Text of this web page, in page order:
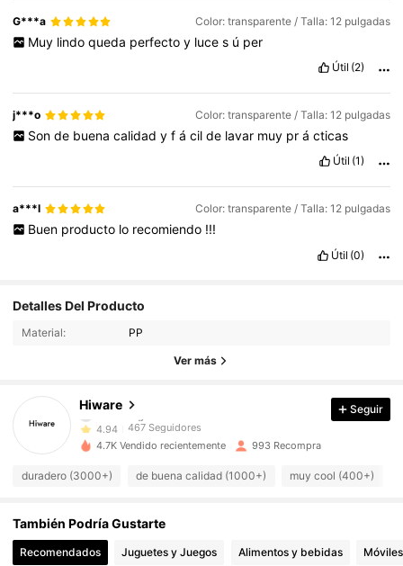
G***a Color: transparente / Talla: 12 pulgadas
Muy lindo queda perfecto y luce s ú per
Útil (2)
j***o Color: transparente / Talla: 12 pulgadas
Son de buena calidad y f á cil de lavar muy pr á cticas
Útil (1)
a***l Color: transparente / Talla: 12 pulgadas
Buen producto lo recomiendo !!!
Útil (0)
Detalles Del Producto
Material: PP
Ver más
Hiware
4.94
467 Seguidores
4.94 467 Seguidores
4.94 467 Seguidores
Seguir
4.7K Vendido recientemente 993 Recompra
duradero (3000+) de buena calidad (1000+) muy cool (400+)
También Podría Gustarte
Recomendados Juguetes y Juegos Alimentos y bebidas